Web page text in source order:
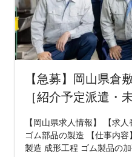
【急募】岡山県倉
［紹介予定派遣・
【岡山県求人情報】 【求
ゴム部品の製造 【仕事内
製造 成形工程 ゴム製品の